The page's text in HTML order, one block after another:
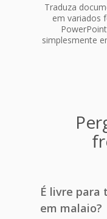
Traduza
em variados
simplesmente
É livre para
em malaio?